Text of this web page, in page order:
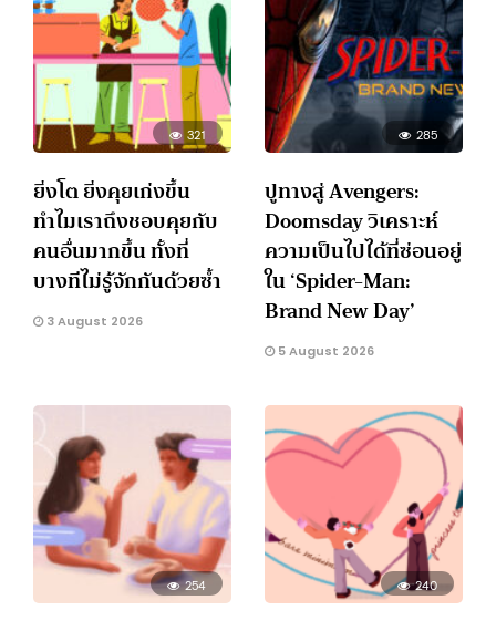
321
ยิ่งโต ยิ่งคุยเก่งขึ้น
ทำไมเราถึงชอบคุยกับ
คนอื่นมากขึ้น ทั้งที่
บางทีไม่รู้จักกันด้วยซ้ำ
3 August 2026
285
ปูทางสู่ Avengers:
Doomsday วิเคราะห์
ความเป็นไปได้ที่ซ่อนอยู่
ใน ‘Spider-Man:
Brand New Day’
5 August 2026
254 240